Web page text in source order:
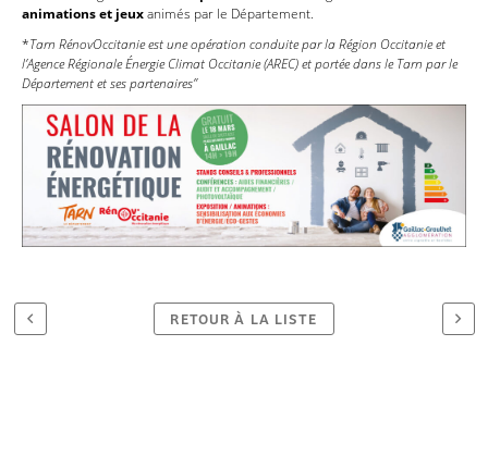
animations et jeuxanimés par le Département.
*Tarn RénovOccitanie est une opération conduite par la Région Occitanie et
l’Agence Régionale Énergie Climat Occitanie (AREC) et portée dans le Tarn par le
Département et ses partenaires”
RETOUR À LA LISTE